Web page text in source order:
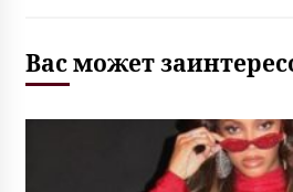
Вас может